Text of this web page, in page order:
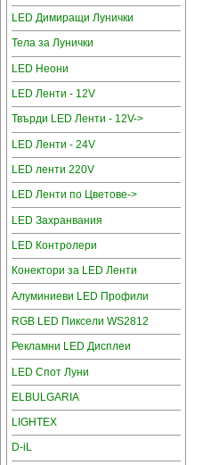
LED Димиращи Лунички
Тела за Лунички
LED Неони
LED Ленти - 12V
Твърди LED Ленти - 12V->
LED Ленти - 24V
LED ленти 220V
LED Ленти по Цветове->
LED Захранвания
LED Контролери
Конектори за LED Ленти
Алуминиеви LED Профили
RGB LED Пиксели WS2812
Рекламни LED Дисплеи
LED Спот Луни
ELBULGARIA
LIGHTEX
D-iL